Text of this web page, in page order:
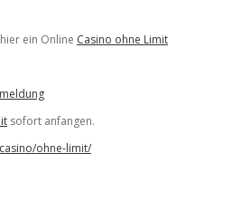
ein Online Casino ohne Limit
sofort anfangen.
ohne-limit/